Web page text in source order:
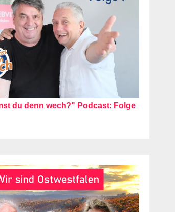
du denn wech?" Podcast: Folge